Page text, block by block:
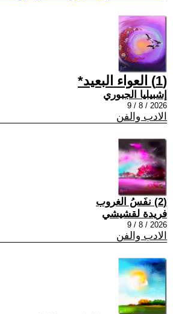
(1) العواء البعيد*
إشبيليا الجبوري
2026 / 8 / 9
الادب والفن
(2) نفَسُ الغروب
فريدة لقشيشي
2026 / 8 / 9
الادب والفن